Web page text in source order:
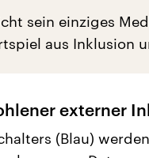
sein einziges
aus Inklusion
externer
(Blau)